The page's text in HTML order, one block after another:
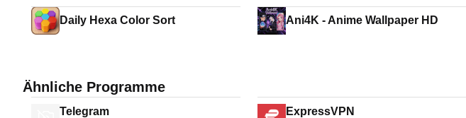
Daily Hexa Color Sort Ani4K - Anime Wallpaper HD
Ähnliche Programme
Telegram ExpressVPN